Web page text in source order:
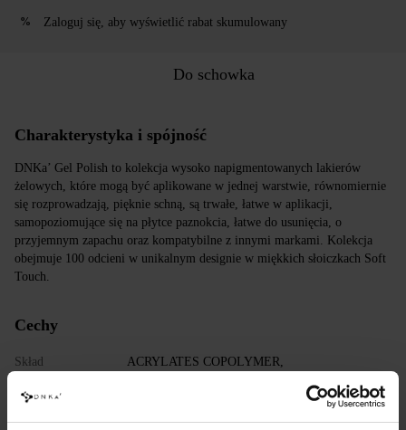
% Zaloguj się , aby wyświetlić rabat skumulowany
Do schowka
Charakterystyka i spójność
DNKa’ Gel Polish to kolekcja wysoko napigmentowanych lakierów
żelowych, które mogą być aplikowane w jednej warstwie, równomiernie
się rozprowadzają, pięknie schną, są trwałe, łatwe w aplikacji,
samopoziomujące się na płytce paznokcia, łatwe do usunięcia, o
przyjemnym zapachu oraz kompatybilne z innymi markami. Kolekcja
obejmuje 100 odcieni w unikalnym designie w miękkich słoiczkach Soft
Touch.
Cechy
Skład
ACRYLATES COPOLYMER,
TRIMETHYLBENZOYL DITOLYLPHOSPHINE
TEREPHTHALATE,MICA, SILICA,